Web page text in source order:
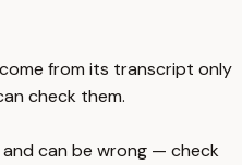
from its transcript only
check them.
can be wrong — check